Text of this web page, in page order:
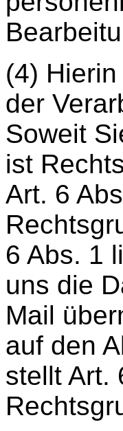
(4)
der
Soweit
ist
Art. 6
6 Abs. 1
uns die
Mail
auf den
stellt Art.